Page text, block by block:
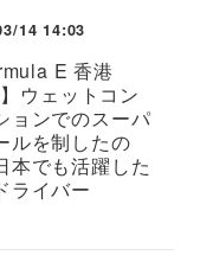
14 14:03
E 香港
ウェットコン
ョンでのスーパ
ルを制したの
本でも活躍した
ライバー